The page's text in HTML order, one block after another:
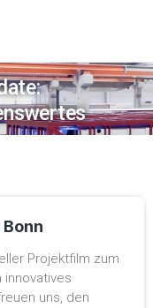
Projektfilm zum
innovatives
uns, den